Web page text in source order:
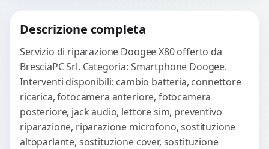
Descrizione completa
Servizio di riparazione Doogee X80 offerto da
BresciaPC Srl. Categoria: Smartphone Doogee.
Interventi disponibili: cambio batteria, connettore
ricarica, fotocamera anteriore, fotocamera
posteriore, jack audio, lettore sim, preventivo
riparazione, riparazione microfono, sostituzione
altoparlante, sostituzione cover, sostituzione